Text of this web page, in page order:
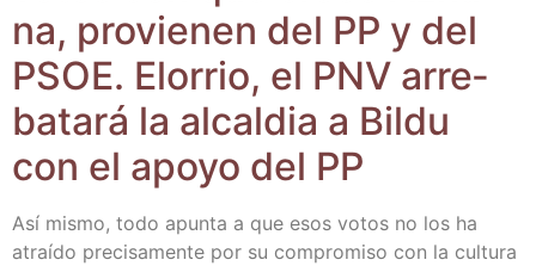
na, pro­vie­nen del PP y del
PSOE. Elo­rrio, el PNV arre­
ba­ta­rá la alcal­dia a Bil­du
con el apo­yo del PP
Así mis­mo, todo apun­ta a que esos votos no los ha
atraí­do pre­ci­sa­men­te por su com­pro­mi­so con la cul­tu­ra